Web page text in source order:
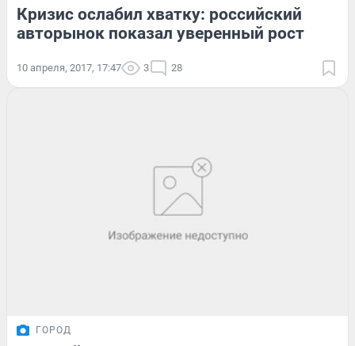
Кризис ослабил хватку: российский
авторынок показал уверенный рост
10 апреля, 2017, 17:47 3 28
ГОРОД